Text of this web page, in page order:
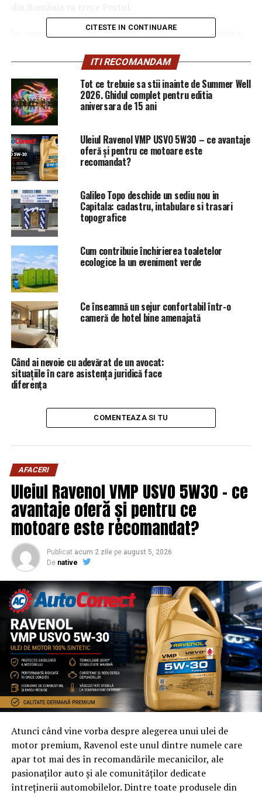
În ceea ce privește perioada de timp în care România s-
estimează 4-5 ani, dacă fenomenul unionismului va fi
avantajele Unirii. El mai spune că unirea se poate face fie
printr-un referendum organizat în România și în
Republica Moldova, fie prin votul Parlamentelor din
ambele țări.
„Unirea va avea loc, cu
siguranţă, cu mult
înaintea integrării
europene a Republicii
Moldova. Paradoxul este
că nu suntem nici măcar
potenţiali candidaţi de a
depune cerere de aderare
la UE, dar nouă ni se
vorbeşte de ani de zile
despre integrare
europeană. Unirea poate fi
realizată în 4-5 ani, dacă
vom avea o majoritate
parlamentară
proromânească şi
proeuropeană care să nu-i
pună piedici”, a spus Vlad
Bileţchi, candidat la
funcţia de deputat pe lista
Partidului Alianţa pentru
Unirea Românilor.
Ce avantaje va avea dispariția
frontierei de la Prut
Liderul AUR a mai spus că dacă frontiera de la Prut va
dispărea, atunci nivelul de trai al celor din Republica
Moldova va crește prin majorarea salariilor, pensiilor și
indemnizațiilor sociale.
”România este un model
de dezvoltare pe care
trebuie să-l adopte
Republica Moldova. Avem
CITESTE IN CONTINUARE
ITI RECOMANDAM
Tot ce trebuie sa stii inainte de Summer Well
2026. Ghidul complet pentru editia
aniversara de 15 ani
Uleiul Ravenol VMP USVO 5W30 – ce avantaje
oferă și pentru ce motoare este
recomandat?
Galileo Topo deschide un sediu nou in
Capitala: cadastru, intabulare si trasari
topografice
Cum contribuie închirierea toaletelor
ecologice la un eveniment verde
Ce înseamnă un sejur confortabil într-o
cameră de hotel bine amenajată
Când ai nevoie cu adevărat de un avocat:
situațiile în care asistența juridică face
diferența
COMENTEAZA SI TU
AFACERI
Uleiul Ravenol VMP USVO 5W30 – ce
avantaje oferă și pentru ce
motoare este recomandat?
Publicat acum 2 zile pe august 5, 2026
De native
Atunci când vine vorba despre alegerea unui ulei de
motor premium, Ravenol este unul dintre numele care
apar tot mai des în recomandările mecanicilor, ale
pasionaților auto și ale comunităților dedicate
întreținerii automobilelor. Dintre toate produsele din